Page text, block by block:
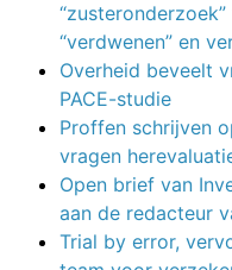
“verdwenen” en
Overheid beveelt
PACE-studie
Proffen schrijven
vragen
Open brief van
aan de redacteur
Trial by error,